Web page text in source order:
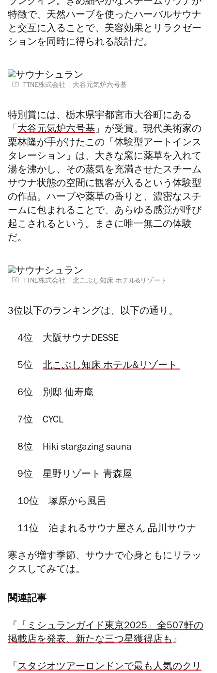
ランクイン。きめ細やかなスチームサウナが
特徴で、天然ハーブを使ったハーバルサウナ
と交互に入ることで、美容効果とリラクゼー
ションを同時に得られる設計だ。
TTNE株式会社 大谷元気炉六号基
特別賞には、栃木県宇都宮市大谷町にある
「 大谷元気炉六号基」が受賞。現代美術家の
栗林隆が手がけたこの「体験型アートインス
タレーション」は、大きな窯に薬草を入れて
湯を沸かし、その蒸気を充満させたスチーム
サウナ状態の空間に観客が入るという体験型
の作品。ハーブや薬草の香りと、濃密なスチ
ームに包まれることで、あらゆる感覚が呼び
起こされるという。まさに唯一無二の体験
だ。
TTNE株式会社 北こぶし知床 ホテル&リゾート
3位以下のランキングは、以下の通り。
4位 大阪サウナDESSE
5位 北こぶし知床 ホテル&リゾート
6位 別邸 仙寿庵
7位 CYCL
8位 Hiki stargazing sauna
9位 星野リゾート 青森屋
10位 塚原から風呂
11位 泊まれるサウナ屋さん 品川サウナ
寒さが増す季節、サウナで心身ともにリラッ
クスしてみては。
関連記事
『 「ミシュランガイド東京2025」全507軒の
掲載店を発表、新たな三つ星獲得店も』
『 スタジオツアーロンドンで最も人気のクリ